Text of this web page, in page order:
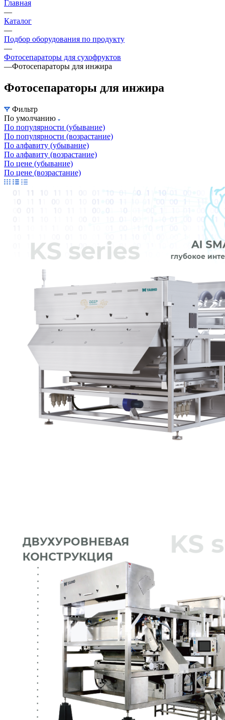
Главная
—
Каталог
—
Подбор оборудования по продукту
—
Фотосепараторы для сухофруктов
—Фотосепараторы для инжира
Фотосепараторы для инжира
Фильтр
По умолчанию
По популярности (убывание)
По популярности (возрастание)
По алфавиту (убывание)
По алфавиту (возрастание)
По цене (убывание)
По цене (возрастание)